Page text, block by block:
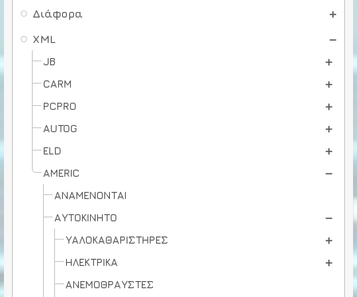
Διάφορα
XML
JB
CARM
PCPRO
AUTOG
ELD
AMERIC
ΑΝΑΜΕΝΟΝΤΑΙ
ΑΥΤΟΚΙΝΗΤΟ
ΥΑΛΟΚΑΘΑΡΙΣΤΗΡΕΣ
ΗΛΕΚΤΡΙΚΑ
ΑΝΕΜΟΘΡΑΥΣΤΕΣ